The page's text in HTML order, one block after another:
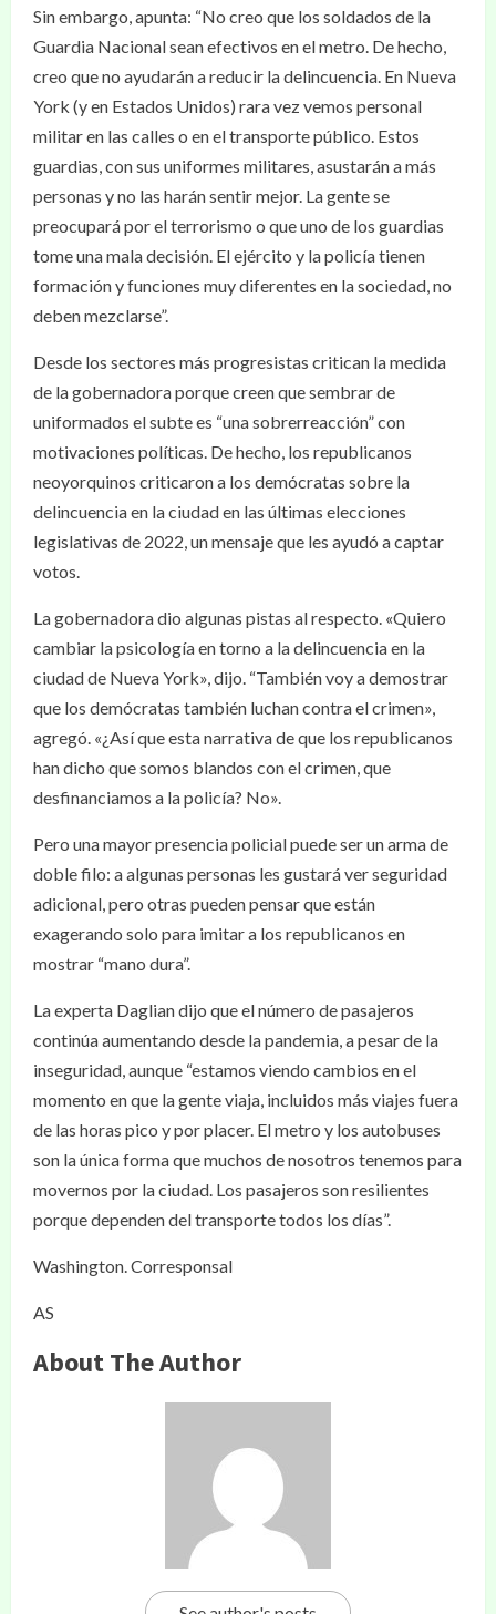
Sin embargo, apunta: “No creo que los soldados de la
Guardia Nacional sean efectivos en el metro. De hecho,
creo que no ayudarán a reducir la delincuencia. En Nueva
York (y en Estados Unidos) rara vez vemos personal
militar en las calles o en el transporte público. Estos
guardias, con sus uniformes militares, asustarán a más
personas y no las harán sentir mejor. La gente se
preocupará por el terrorismo o que uno de los guardias
tome una mala decisión. El ejército y la policía tienen
formación y funciones muy diferentes en la sociedad, no
deben mezclarse”.
Desde los sectores más progresistas critican la medida
de la gobernadora porque creen que sembrar de
uniformados el subte es “una sobrerreacción” con
motivaciones políticas. De hecho, los republicanos
neoyorquinos criticaron a los demócratas sobre la
delincuencia en la ciudad en las últimas elecciones
legislativas de 2022, un mensaje que les ayudó a captar
votos.
La gobernadora dio algunas pistas al respecto. «Quiero
cambiar la psicología en torno a la delincuencia en la
ciudad de Nueva York», dijo. “También voy a demostrar
que los demócratas también luchan contra el crimen»,
agregó. «¿Así que esta narrativa de que los republicanos
han dicho que somos blandos con el crimen, que
desfinanciamos a la policía? No».
Pero una mayor presencia policial puede ser un arma de
doble filo: a algunas personas les gustará ver seguridad
adicional, pero otras pueden pensar que están
exagerando solo para imitar a los republicanos en
mostrar “mano dura”.
La experta Daglian dijo que el número de pasajeros
continúa aumentando desde la pandemia, a pesar de la
inseguridad, aunque “estamos viendo cambios en el
momento en que la gente viaja, incluidos más viajes fuera
de las horas pico y por placer. El metro y los autobuses
son la única forma que muchos de nosotros tenemos para
movernos por la ciudad. Los pasajeros son resilientes
porque dependen del transporte todos los días”.
Washington. Corresponsal
AS
About The Author